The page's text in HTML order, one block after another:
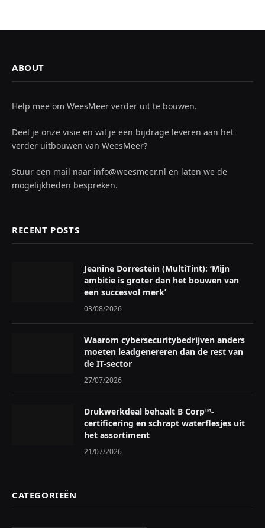
ABOUT
Help mee om WeesMeer verder uit te bouwen.
Deel je onze visie en wil je een bijdrage leveren aan het
verder uitbouwen van WeesMeer?
Stuur een mail naar info@weesmeer.nl en laten we de
mogelijkheden bespreken.
RECENT POSTS
Jeanine Dorrestein (MultiTint): ‘Mijn
ambitie is groter dan het bouwen van
een succesvol merk’
03/08/2026
Waarom cybersecuritybedrijven anders
moeten leadgenereren dan de rest van
de IT-sector
27/07/2026
Drukwerkdeal behaalt B Corp™-
certificering en schrapt waterflesjes uit
het assortiment
21/07/2026
CATEGORIEËN